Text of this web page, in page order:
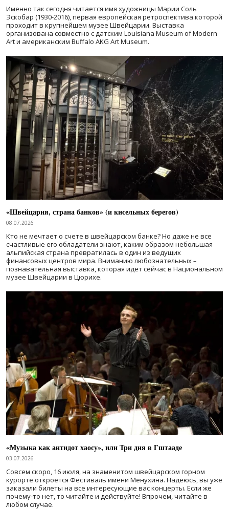
Именно так сегодня читается имя художницы Марии Соль
Эскобар (1930-2016), первая европейская ретроспектива которой
проходит в крупнейшем музее Швейцарии. Выставка
организована совместно с датским Louisiana Museum of Modern
Art и американским Buffalo AKG Art Museum.
«Швейцария, страна банков» (и кисельных берегов)
08.07.2026
Кто не мечтает о счете в швейцарском банке? Но даже не все
счастливые его обладатели знают, каким образом небольшая
альпийская страна превратилась в один из ведущих
финансовых центров мира. Вниманию любознательных –
познавательная выставка, которая идет сейчас в Национальном
музее Швейцарии в Цюрихе.
«Музыка как антидот хаосу», или Три дня в Гштааде
03.07.2026
Совсем скоро, 16 июля, на знаменитом швейцарском горном
курорте откроется Фестиваль имени Менухина. Надеюсь, вы уже
заказали билеты на все интересующие вас концерты. Если же
почему-то нет, то читайте и действуйте! Впрочем, читайте в
любом случае.